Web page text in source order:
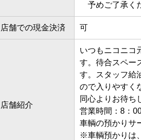
予めご了承く
店舗での現金決済 可
店舗紹介
いつもニコニコ
す。待合スペー
す。スタッフ給
ので入りやすく
同心よりお待ち
営業時間：8：
車輌の預かりサ
※車輌預かりは